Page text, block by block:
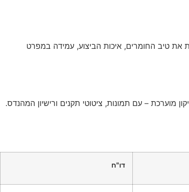
את טיב החומרים, איכות הביצוע, עמידה במפרט
מוערכת – עם תמונות, ציטוטי תקנים ורישיון המהנדס.
דו"ח